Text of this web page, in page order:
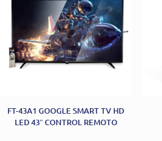
FT-43A1 GOOGLE SMART TV HD
LED 43″ CONTROL REMOTO